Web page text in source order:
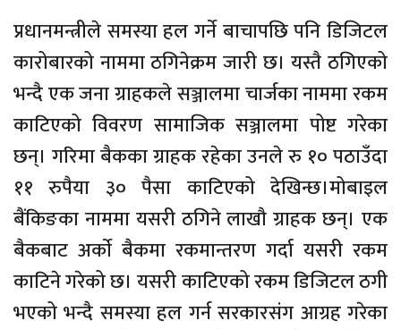
प्रधानमन्त्रीले समस्या हल गर्ने बाचापछि पनि डिजिटल
कारोबारको नाममा ठगिनेक्रम जारी छ। यस्तै ठगिएको
भन्दै एक जना ग्राहकले सञ्जालमा चार्जका नाममा रकम
काटिएको विवरण सामाजिक सञ्जालमा पोष्ट गरेका
छन्। गरिमा बैकका ग्राहक रहेका उनले रु १० पठाउँदा
११ रुपैया ३० पैसा काटिएको देखिन्छ।मोबाइल
बैंकिङका नाममा यसरी ठगिने लाखौ ग्राहक छन्। एक
बैकबाट अर्काे बैकमा रकमान्तरण गर्दा यसरी रकम
काटिने गरेको छ। यसरी काटिएको रकम डिजिटल ठगी
भएको भन्दै समस्या हल गर्न सरकारसंग आग्रह गरेका